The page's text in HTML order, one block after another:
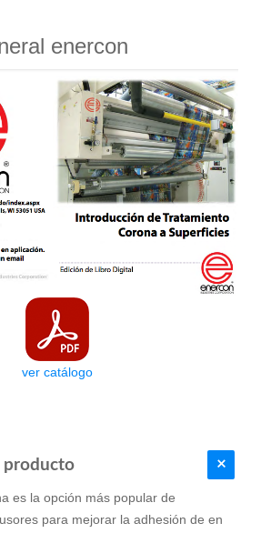
enercon
ver catálogo
producto
es la opción más popular de
para mejorar la adhesión de en